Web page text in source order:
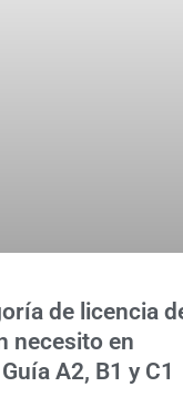
de licencia
necesito en
A2, B1 y C1